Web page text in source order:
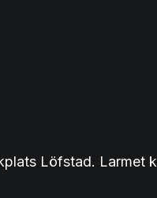
Löfstad. Larmet